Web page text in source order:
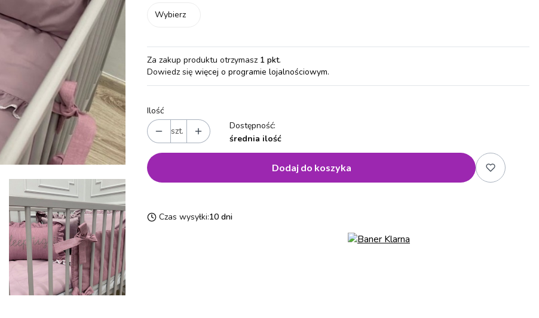
Wybierz
Za zakup produktu otrzymasz 1 pkt.
Dowiedz się więcej o programie lojalnościowym.
Ilość
szt.
Dostępność:
średnia ilość
Dodaj do koszyka
Czas wysyłki:10 dni